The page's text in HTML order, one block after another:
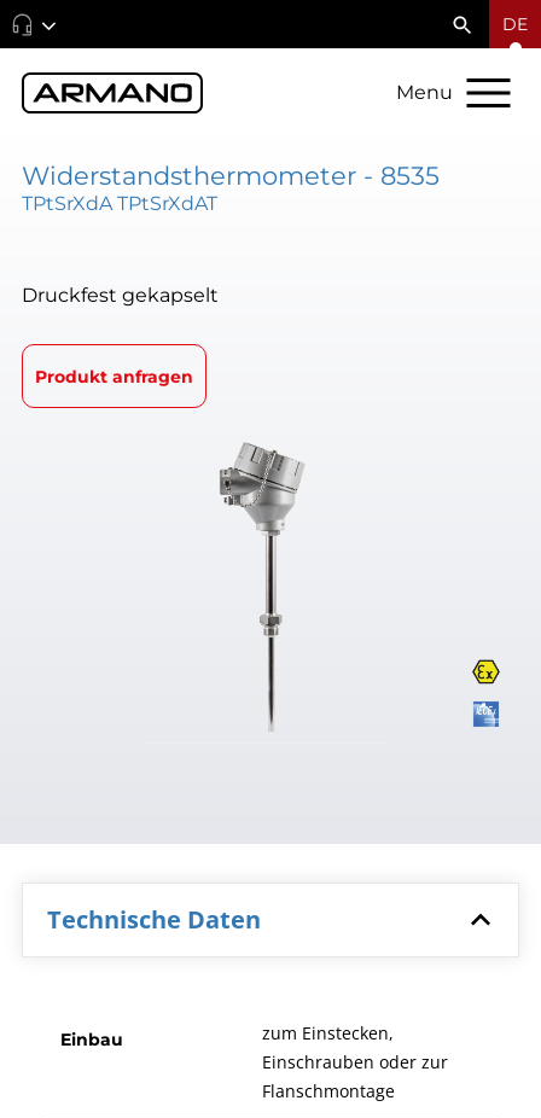
DE
Menu
Widerstandsthermometer - 8535
TPtSrXdA TPtSrXdAT
Druckfest gekapselt
Produkt anfragen
Technische Daten
Einbau
zum Einstecken,
Einschrauben oder zur
Flanschmontage